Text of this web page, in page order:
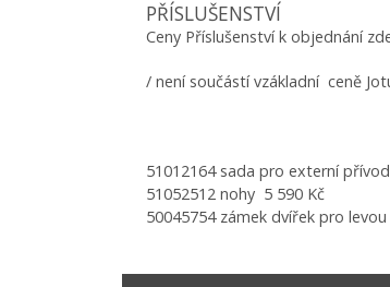
PŘÍSLUŠENSTVÍ
Ceny Příslušenství k objednání
/ není součástí vzákladní ceně
51012164 sada pro externí
51052512 nohy 5 590 Kč
50045754 zámek dvířek pro